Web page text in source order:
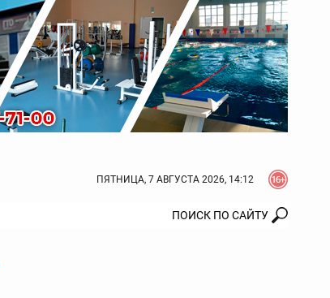
ПЯТНИЦА, 7 АВГУСТА 2026, 14:12